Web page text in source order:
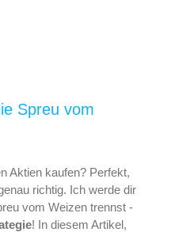
Spreu vom
Aktien kaufen? Perfekt,
richtig. Ich werde dir
vom Weizen trennst -
! In diesem Artikel,